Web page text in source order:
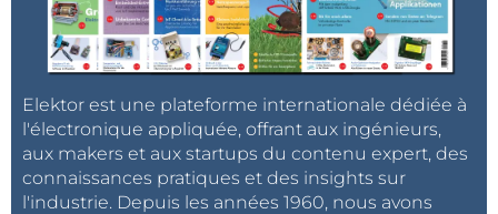
Elektor est une plateforme internationale dédiée à
l'électronique appliquée, offrant aux ingénieurs,
aux makers et aux startups du contenu expert, des
connaissances pratiques et des insights sur
l'industrie. Depuis les années 1960, nous avons